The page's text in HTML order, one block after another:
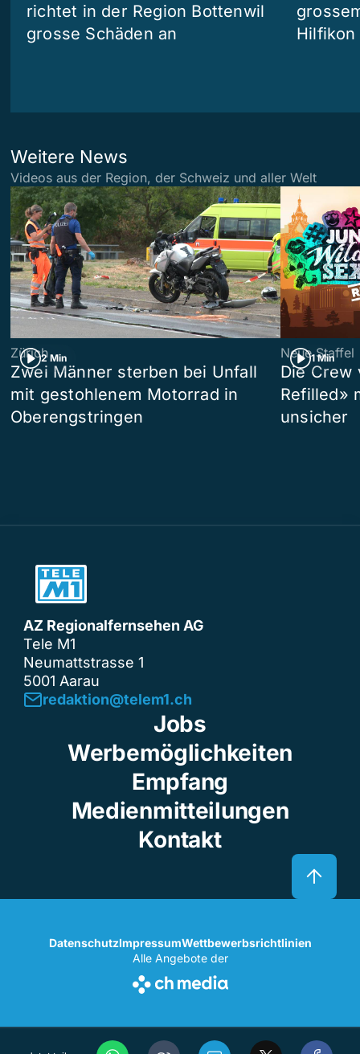
richtet in der Region Bottenwil
grosse Schäden an
Hilfikon
Weitere News
Videos aus der Region, der Schweiz und aller Welt
2 Min
Zürich
Zwei Männer sterben bei Unfall
mit gestohlenem Motorrad in
Oberengstringen
1 Min
Neue Staffel
Die Crew
Refilled»
unsicher
AZ Regionalfernsehen AG
Tele M1
Neumattstrasse 1
5001 Aarau
redaktion@telem1.ch
Jobs
Werbemöglichkeiten
Empfang
Medienmitteilungen
Kontakt
DatenschutzImpressumWettbewerbsrichtlinien
Alle Angebote der